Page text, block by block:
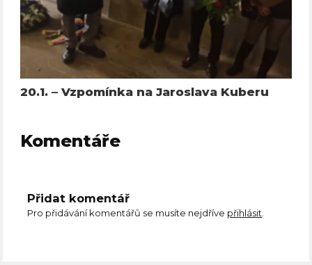
20.1. – Vzpomínka na Jaroslava Kuberu
Komentáře
Přidat komentář
Pro přidávání komentářů se musíte nejdříve přihlásit